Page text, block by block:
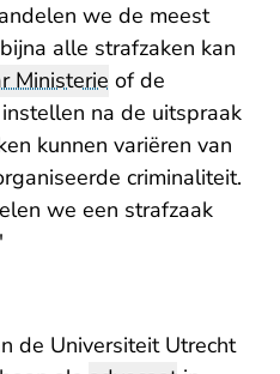
we de meest
alle strafzaken kan
Ministerie of de
na de uitspraak
kunnen variëren van
criminaliteit.
we een strafzaak
de Universiteit Utrecht